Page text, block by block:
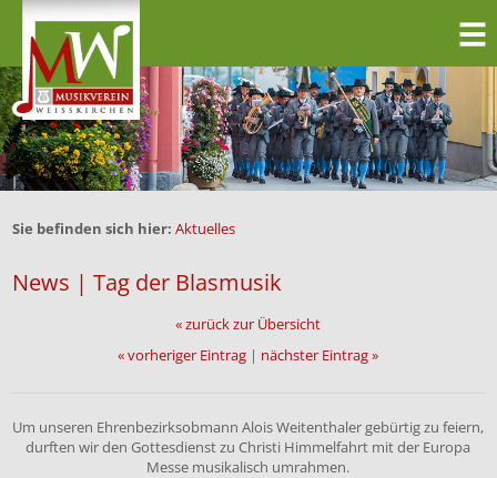
Sie befinden sich hier: Aktuelles
News | Tag der Blasmusik
« zurück zur Übersicht
« vorheriger Eintrag | nächster Eintrag »
Um unseren Ehrenbezirksobmann Alois Weitenthaler gebürtig zu feiern,
durften wir den Gottesdienst zu Christi Himmelfahrt mit der Europa
Messe musikalisch umrahmen.